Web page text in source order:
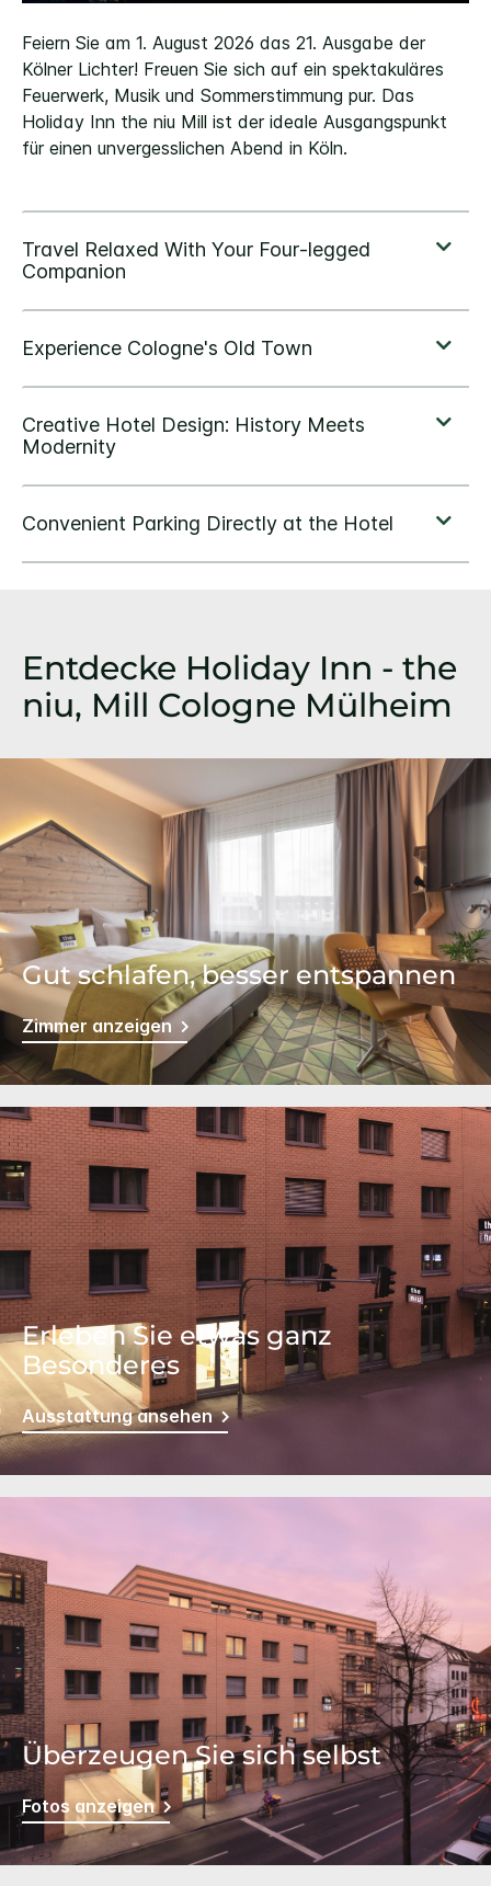
Feiern Sie am 1. August 2026 das 21. Ausgabe der
Kölner Lichter! Freuen Sie sich auf ein spektakuläres
Feuerwerk, Musik und Sommerstimmung pur. Das
Holiday Inn the niu Mill ist der ideale Ausgangspunkt
für einen unvergesslichen Abend in Köln.
Entdecke Holiday Inn - the
niu, Mill Cologne Mülheim
Gut schlafen, besser entspannen
Zimmer anzeigen
Erleben Sie etwas ganz
Besonderes
Ausstattung ansehen
Überzeugen Sie sich selbst
Fotos anzeigen